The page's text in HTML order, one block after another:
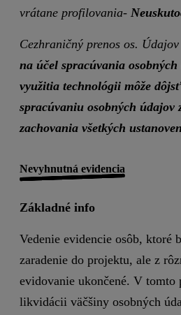
vrátane profilovania-
Cezhraničný prenos os.
na účel spracúvania
využitia technológii môže
spracúvaniu osobných údajov
zachovania všetkých
Nevyhnutná evidencia
Základné info
Vedenie evidencie osôb, ktoré
zaradenie do projektu, ale z
evidovanie ukončené. V tomto
likvidácii väčšiny osobných